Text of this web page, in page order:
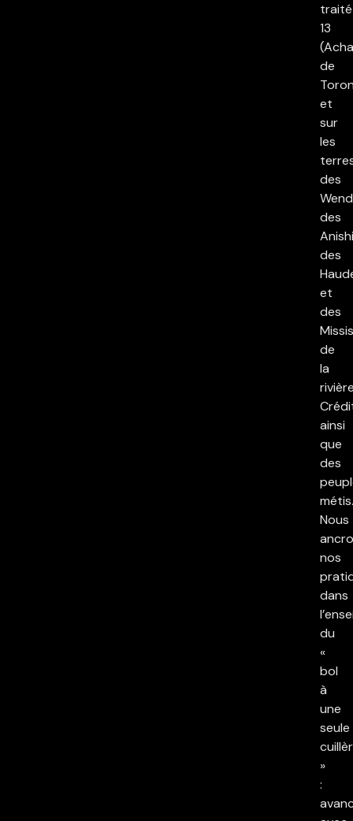
traité
13
de
et
sur
les
des
des
des
et
des
de
la
ainsi
que
des
métis.
Nous
nos
dans
du
«
bol
à
une
seule
»
: